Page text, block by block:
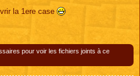
la 1ere case
pour voir les fichiers joints à ce